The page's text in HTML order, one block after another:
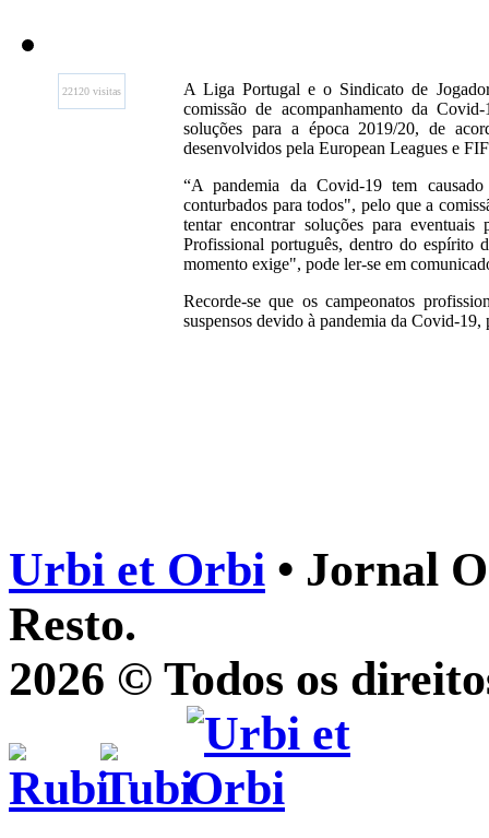
22120 visitas
A Liga Portugal e o Sindicato de
comissão de acompanhamento da
soluções para a época 2019/20, de
desenvolvidos pela European Leagues e
“A pandemia da Covid-19 tem causado
conturbados para todos", pelo que a
tentar encontrar soluções para
Profissional português, dentro do espírito
momento exige", pode ler-se em
Recorde-se que os campeonatos
suspensos devido à pandemia da Covid-
Urbi et Orbi • Jornal
Resto.
2026 © Todos os